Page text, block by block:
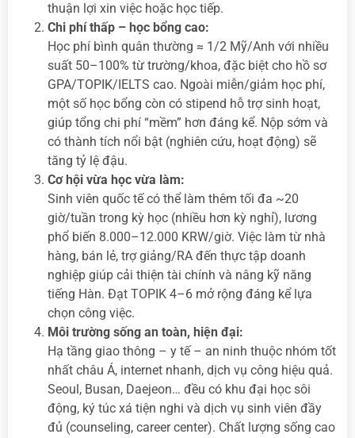
thuận lợi xin việc hoặc học tiếp.
Chi phí thấp – học bổng cao:
Học phí bình quân thường ≈ 1/2 Mỹ/Anh với nhiều
suất 50–100% từ trường/khoa, đặc biệt cho hồ sơ
GPA/TOPIK/IELTS cao. Ngoài miễn/giảm học phí,
một số học bổng còn có stipend hỗ trợ sinh hoạt,
giúp tổng chi phí “mềm” hơn đáng kể. Nộp sớm và
có thành tích nổi bật (nghiên cứu, hoạt động) sẽ
tăng tỷ lệ đậu.
Cơ hội vừa học vừa làm:
Sinh viên quốc tế có thể làm thêm tối đa ~20
giờ/tuần trong kỳ học (nhiều hơn kỳ nghỉ), lương
phổ biến 8.000–12.000 KRW/giờ. Việc làm từ nhà
hàng, bán lẻ, trợ giảng/RA đến thực tập doanh
nghiệp giúp cải thiện tài chính và nâng kỹ năng
tiếng Hàn. Đạt TOPIK 4–6 mở rộng đáng kể lựa
chọn công việc.
Môi trường sống an toàn, hiện đại:
Hạ tầng giao thông – y tế – an ninh thuộc nhóm tốt
nhất châu Á, internet nhanh, dịch vụ công hiệu quả.
Seoul, Busan, Daejeon… đều có khu đại học sôi
động, ký túc xá tiện nghi và dịch vụ sinh viên đầy
đủ (counseling, career center). Chất lượng sống cao